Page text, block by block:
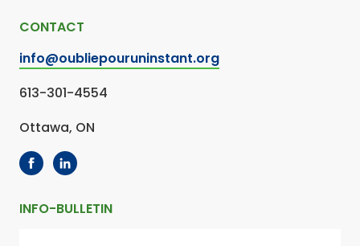
CONTACT
info@oubliepouruninstant.org
613-301-4554
Ottawa, ON
INFO-BULLETIN